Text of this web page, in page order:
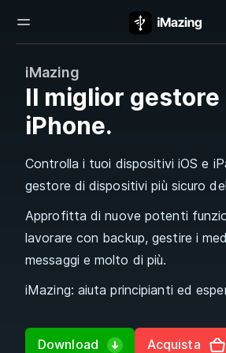
iMazing
Il miglior gestore
iPhone.
Controlla i tuoi dispositivi iOS e
gestore di dispositivi più sicuro
Approfitta di nuove potenti
lavorare con backup, gestire i
messaggi e molto di più.
iMazing: aiuta principianti ed
Download Acquista